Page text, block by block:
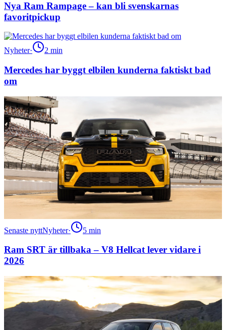
Nya Ram Rampage – kan bli svenskarnas
favoritpickup
Nyheter· 2 min
Mercedes har byggt elbilen kunderna faktiskt bad
om
Senaste nyttNyheter· 5 min
Ram SRT är tillbaka – V8 Hellcat lever vidare i
2026